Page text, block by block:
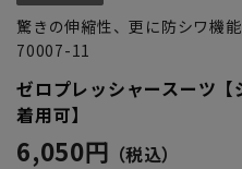
驚きの伸縮性、更に防シワ機
70007-11
ゼロプレッシャースーツ
着用可】
6,050円